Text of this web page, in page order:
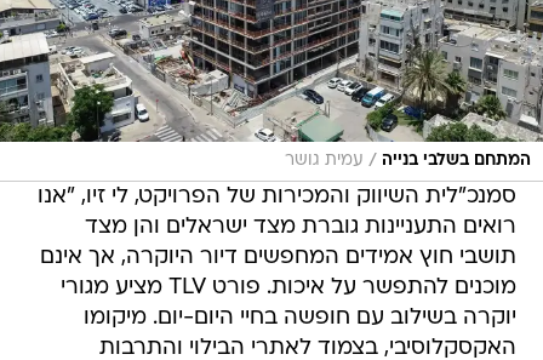
המתחם בשלבי בנייה / עמית גושר
סמנכ"לית השיווק והמכירות של הפרויקט, לי זיו, "אנו
רואים התעניינות גוברת מצד ישראלים והן מצד
תושבי חוץ אמידים המחפשים דיור היוקרה, אך אינם
מוכנים להתפשר על איכות. פורט TLV מציע מגורי
יוקרה בשילוב עם חופשה בחיי היום-יום. מיקומו
האקסקלוסיבי, בצמוד לאתרי הבילוי והתרבות